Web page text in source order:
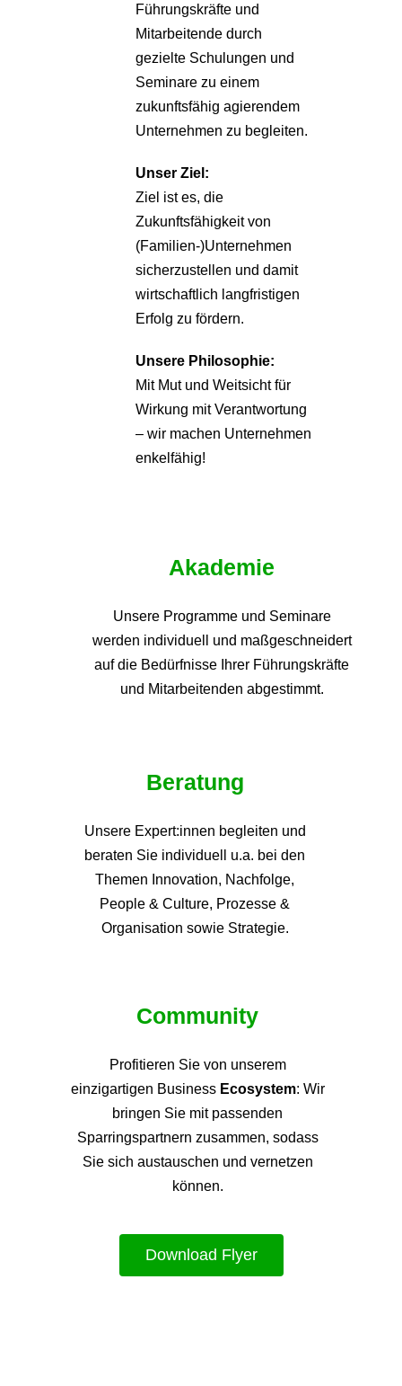
Führungskräfte und
Mitarbeitende durch
gezielte Schulungen und
Seminare zu einem
zukunftsfähig agierendem
Unternehmen zu begleiten.
Unser Ziel:
Ziel ist es, die
Zukunftsfähigkeit von
(Familien-)Unternehmen
sicherzustellen und damit
wirtschaftlich langfristigen
Erfolg zu fördern.
Unsere Philosophie:
Mit Mut und Weitsicht für
Wirkung mit Verantwortung
– wir machen Unternehmen
enkelfähig!
Akademie
Unsere Programme und Seminare
werden individuell und maßgeschneidert
auf die Bedürfnisse Ihrer Führungskräfte
und Mitarbeitenden abgestimmt.
Beratung
Unsere Expert:innen begleiten und
beraten Sie individuell u.a. bei den
Themen Innovation, Nachfolge,
People & Culture, Prozesse &
Organisation sowie Strategie.
Community
Profitieren Sie von unserem
einzigartigen Business Ecosystem: Wir
bringen Sie mit passenden
Sparringspartnern zusammen, sodass
Sie sich austauschen und vernetzen
können.
Download Flyer